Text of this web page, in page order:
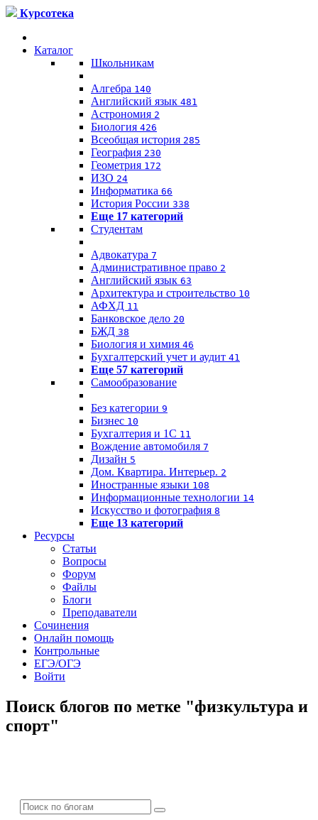
Курсотека
Каталог
Школьникам
Алгебра 140
Английский язык 481
Астрономия 2
Биология 426
Всеобщая история 285
География 230
Геометрия 172
ИЗО 24
Информатика 66
История России 338
Еще 17 категорий
Студентам
Адвокатура 7
Административное право 2
Английский язык 63
Архитектура и строительство 10
АФХД 11
Банковское дело 20
БЖД 38
Биология и химия 46
Бухгалтерский учет и аудит 41
Еще 57 категорий
Самообразование
Без категории 9
Бизнес 10
Бухгалтерия и 1C 11
Вождение автомобиля 7
Дизайн 5
Дом. Квартира. Интерьер. 2
Иностранные языки 108
Информационные технологии 14
Искусство и фотография 8
Еще 13 категорий
Ресурсы
Статьи
Вопросы
Форум
Файлы
Блоги
Преподаватели
Сочинения
Онлайн помощь
Контрольные
ЕГЭ/ОГЭ
Войти
Поиск блогов по метке "физкультура и
спорт"